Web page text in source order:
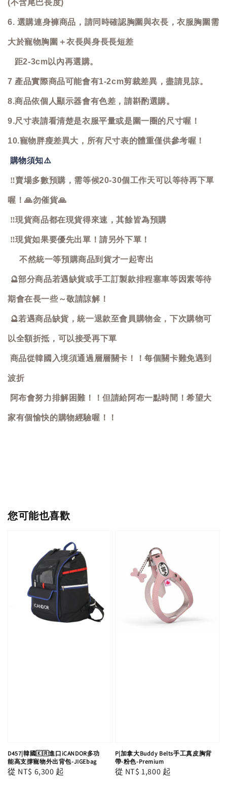
(不含尾巴長度)
6. 選購連身褲商品，請同時確認胸圍與衣長，衣服胸圍需
大於寵物胸圍＋衣長與身長長短差
距2-3cm以內再選購。
7 產品實際商品可能會有1-2cm剪裁差異，盡請見諒。
8.商品依個人顯示器會有色差，請斟酌選購。
9.尺寸表請看清楚是衣服平量或是圍一圈的尺寸喔！
10.寵物胖瘦差異大，所有尺寸表的體重僅供參考喔！
購物須知⚠️
‼️賣場多數預購，需等候20-30個工作天可以等待再下單
喔！🙏勿催貨🙏
‼️現貨商品都在現貨得來速，其餘皆為預購
‼️現貨如果要優先出單！請另外下單！
不然統一等預購商品到貨才一起寄出
🔮部分商品若遇缺貨或手工訂製款排程塞車等因素等待
期會在長一些～敬請諒解！
🔮若遇商品缺貨，統一退款至會員購物金，下次購物可
以全額折抵，可以接受再下單
商品從韓國入境須通過層層關卡！！每個關卡難免遇到
波折
阿布會努力排解困難！！但請給阿布一點時間！希望大
家有個愉快的購物經驗喔！！
您可能也喜歡
D457|韓國🇰🇷進口iCANDOR多功
能高支撐寵物外出背包-JIGEbag
Regular
從 NT$ 6,300 起
P|加拿大Buddy Belts手工真皮胸背
帶-粉色-Premium
Regular
從 NT$ 1,800 起